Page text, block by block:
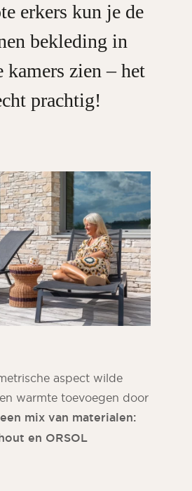
erkers kun je de
bekleding in
kamers zien – het
prachtig!
aspect wilde
warmte toevoegen door
een mix van materialen:
en ORSOL